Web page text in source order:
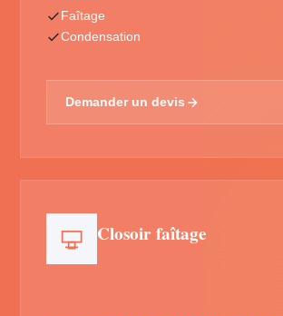
Faîtage
Condensation
Demander un devis
Closoir faîtage